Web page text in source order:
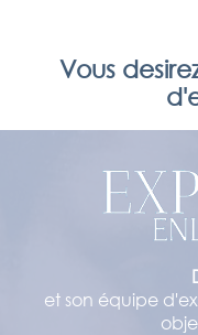
Vous
et son équipe